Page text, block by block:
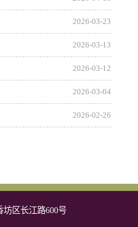
2026-03-23
2026-03-13
2026-03-12
2026-03-04
2026-02-26
区长江路600号